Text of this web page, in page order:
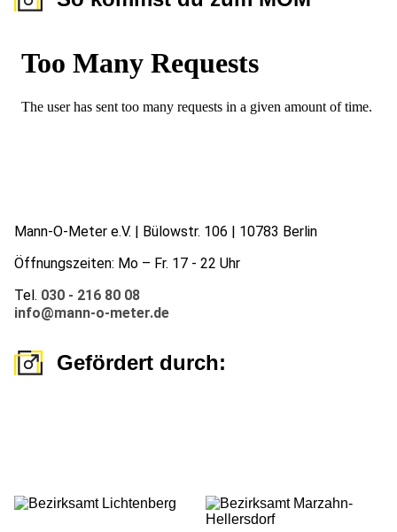
Mann-O-Meter e.V. | Bülowstr. 106 | 10783 Berlin
Öffnungszeiten: Mo – Fr. 17 - 22 Uhr
Tel. 030 - 216 80 08
info@mann-o-meter.de
Gefördert durch: